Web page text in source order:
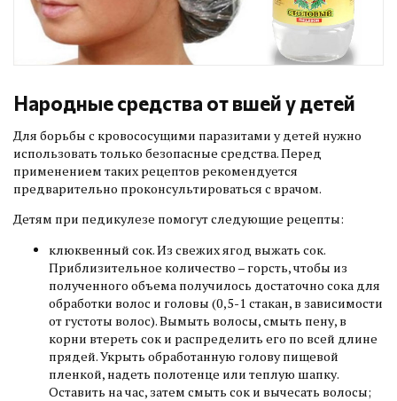
Народные средства от вшей у детей
Для борьбы с кровососущими паразитами у детей нужно
использовать только безопасные средства. Перед
применением таких рецептов рекомендуется
предварительно проконсультироваться с врачом.
Детям при педикулезе помогут следующие рецепты:
клюквенный сок. Из свежих ягод выжать сок.
Приблизительное количество – горсть, чтобы из
полученного объема получилось достаточно сока для
обработки волос и головы (0,5-1 стакан, в зависимости
от густоты волос). Вымыть волосы, смыть пену, в
корни втереть сок и распределить его по всей длине
прядей. Укрыть обработанную голову пищевой
пленкой, надеть полотенце или теплую шапку.
Оставить на час, затем смыть сок и вычесать волосы;